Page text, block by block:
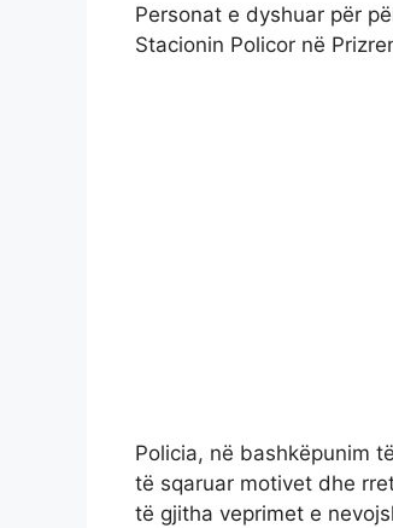
Personat e dyshuar për
Stacionin Policor në
Policia, në bashkëpunim
të sqaruar motivet dhe
të gjitha veprimet e